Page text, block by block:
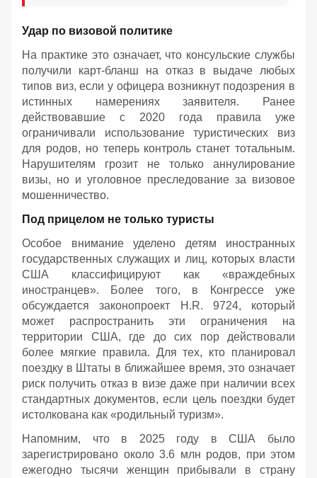
Удар по визовой политике
На практике это означает, что консульские службы
получили карт-бланш на отказ в выдаче любых
типов виз, если у офицера возникнут подозрения в
истинных намерениях заявителя. Ранее
действовавшие с 2020 года правила уже
ограничивали использование туристических виз
для родов, но теперь контроль станет тотальным.
Нарушителям грозит не только аннулирование
визы, но и уголовное преследование за визовое
мошенничество.
Под прицелом не только туристы
Особое внимание уделено детям иностранных
государственных служащих и лиц, которых власти
США классифицируют как «враждебных
иностранцев». Более того, в Конгрессе уже
обсуждается законопроект H.R. 9724, который
может распространить эти ограничения на
территории США, где до сих пор действовали
более мягкие правила. Для тех, кто планировал
поездку в Штаты в ближайшее время, это означает
риск получить отказ в визе даже при наличии всех
стандартных документов, если цель поездки будет
истолкована как «родильный туризм».
Напомним, что в 2025 году в США было
зарегистрировано около 3.6 млн родов, при этом
ежегодно тысячи женщин прибывали в страну